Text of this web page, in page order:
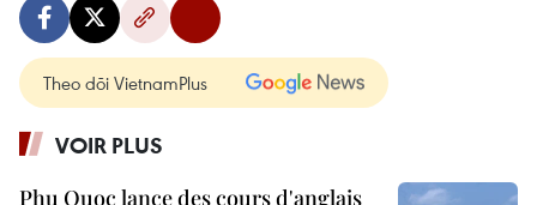
Theo dõi VietnamPlus
VOIR PLUS
Phu Quoc lance des cours d'anglais